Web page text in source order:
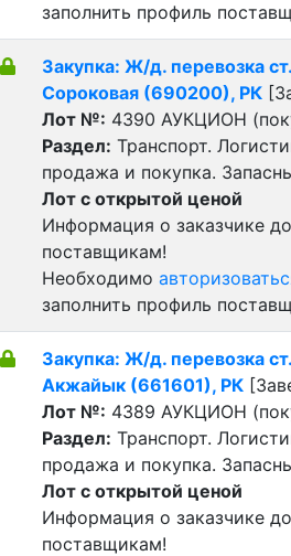
заполнить профиль
Закупка: Ж/д. перевозка
Сороковая (690200), РК
Лот №: 4390 АУКЦИОН
Раздел: Транспорт.
продажа и покупка.
Лот с открытой ценой
Информация о заказчике
поставщикам!
Необходимо
заполнить профиль
Закупка: Ж/д. перевозка
Акжайык (661601), РК
Лот №: 4389 АУКЦИОН
Раздел: Транспорт.
продажа и покупка.
Лот с открытой ценой
Информация о заказчике
поставщикам!